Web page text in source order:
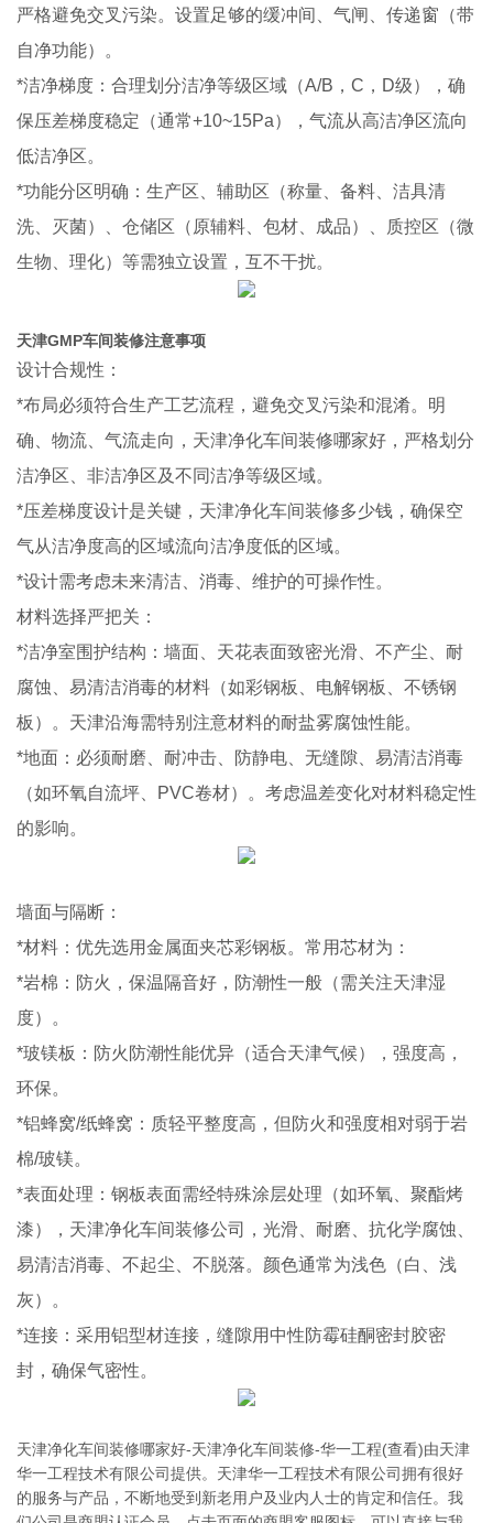
严格避免交叉污染。设置足够的缓冲间、气闸、传递窗（带
自净功能）。
*洁净梯度：合理划分洁净等级区域（A/B，C，D级），确
保压差梯度稳定（通常+10~15Pa），气流从高洁净区流向
低洁净区。
*功能分区明确：生产区、辅助区（称量、备料、洁具清
洗、灭菌）、仓储区（原辅料、包材、成品）、质控区（微
生物、理化）等需独立设置，互不干扰。
天津GMP车间装修注意事项
设计合规性：
*布局必须符合生产工艺流程，避免交叉污染和混淆。明
确、物流、气流走向，天津净化车间装修哪家好，严格划分
洁净区、非洁净区及不同洁净等级区域。
*压差梯度设计是关键，天津净化车间装修多少钱，确保空
气从洁净度高的区域流向洁净度低的区域。
*设计需考虑未来清洁、消毒、维护的可操作性。
材料选择严把关：
*洁净室围护结构：墙面、天花表面致密光滑、不产尘、耐
腐蚀、易清洁消毒的材料（如彩钢板、电解钢板、不锈钢
板）。天津沿海需特别注意材料的耐盐雾腐蚀性能。
*地面：必须耐磨、耐冲击、防静电、无缝隙、易清洁消毒
（如环氧自流坪、PVC卷材）。考虑温差变化对材料稳定性
的影响。
墙面与隔断：
*材料：优先选用金属面夹芯彩钢板。常用芯材为：
*岩棉：防火，保温隔音好，防潮性一般（需关注天津湿
度）。
*玻镁板：防火防潮性能优异（适合天津气候），强度高，
环保。
*铝蜂窝/纸蜂窝：质轻平整度高，但防火和强度相对弱于岩
棉/玻镁。
*表面处理：钢板表面需经特殊涂层处理（如环氧、聚酯烤
漆），天津净化车间装修公司，光滑、耐磨、抗化学腐蚀、
易清洁消毒、不起尘、不脱落。颜色通常为浅色（白、浅
灰）。
*连接：采用铝型材连接，缝隙用中性防霉硅酮密封胶密
封，确保气密性。
天津净化车间装修哪家好-天津净化车间装修-华一工程(查看)由天津
华一工程技术有限公司提供。天津华一工程技术有限公司拥有很好
的服务与产品，不断地受到新老用户及业内人士的肯定和信任。我